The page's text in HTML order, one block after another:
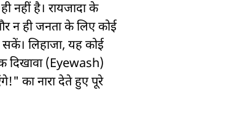
नहीं है। रायजादा के
न ही जनता के लिए कोई
सकें। लिहाजा, यह कोई
दिखावा (Eyewash)
का नारा देते हुए पूरे